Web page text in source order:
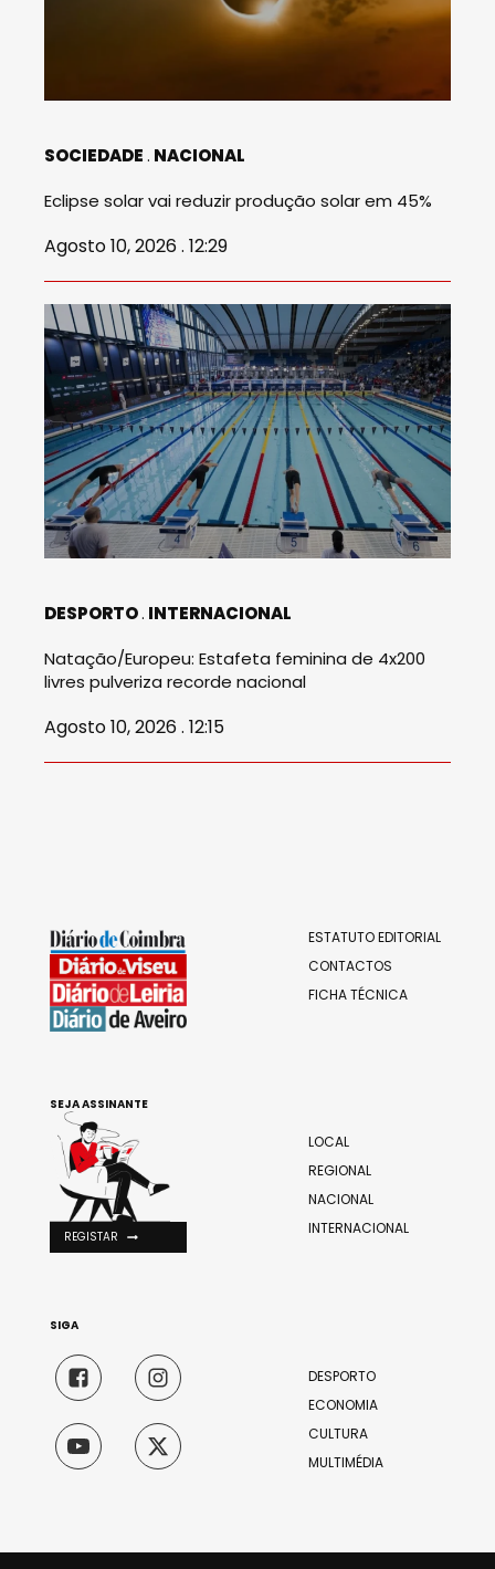
SOCIEDADE NACIONAL
Eclipse solar vai reduzir produção solar em 45%
Agosto 10, 2026 . 12:29
DESPORTO INTERNACIONAL
Natação/Europeu: Estafeta feminina de 4x200
livres pulveriza recorde nacional
Agosto 10, 2026 . 12:15
ESTATUTO EDITORIAL
CONTACTOS
FICHA TÉCNICA
LOCAL
REGIONAL
NACIONAL
INTERNACIONAL
DESPORTO
ECONOMIA
CULTURA
MULTIMÉDIA
SEJA ASSINANTE
REGISTAR
SIGA